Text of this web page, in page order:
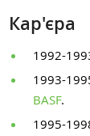
Кар'єра
1992-
1993-
BASF.
1995-